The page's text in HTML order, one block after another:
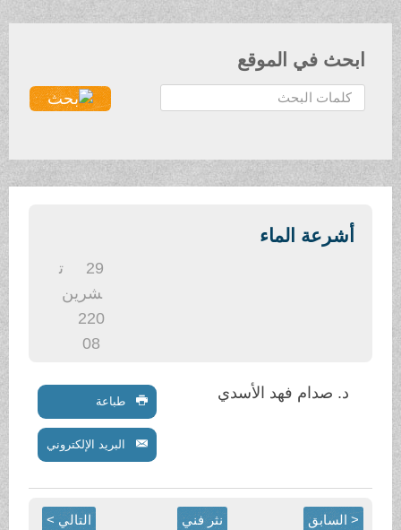
ابحث في الموقع
ح
ث
أشرعة الماء
شرين
220
د. صدام فهد الأسدي طباعة
البريد الإلكتروني
< السابق نثر فني التالي >